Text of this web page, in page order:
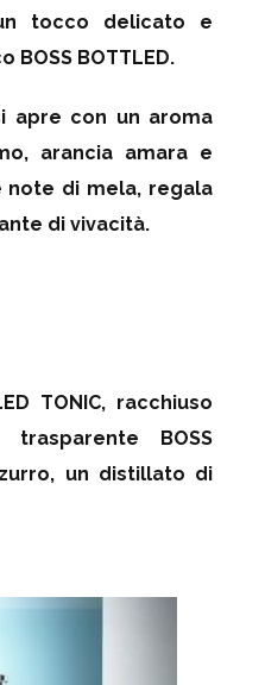
tocco delicato e
BOTTLED.
apre con un aroma
arancia amara e
note di mela, regala
di vivacità.
TONIC, racchiuso
trasparente BOSS
un distillato di